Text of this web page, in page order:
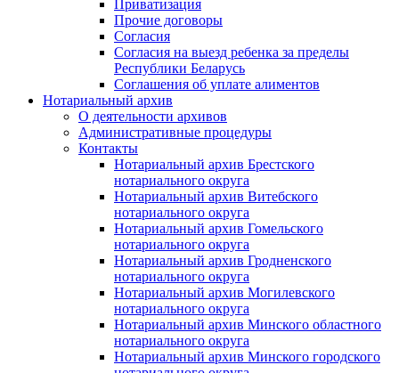
Приватизация
Прочие договоры
Согласия
Согласия на выезд ребенка за пределы
Республики Беларусь
Соглашения об уплате алиментов
Нотариальный архив
О деятельности архивов
Административные процедуры
Контакты
Нотариальный архив Брестского
нотариального округа
Нотариальный архив Витебского
нотариального округа
Нотариальный архив Гомельского
нотариального округа
Нотариальный архив Гродненского
нотариального округа
Нотариальный архив Могилевского
нотариального округа
Нотариальный архив Минского областного
нотариального округа
Нотариальный архив Минского городского